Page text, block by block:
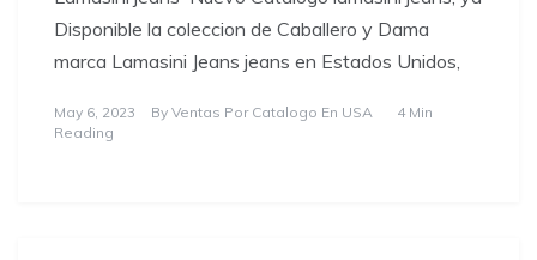
Disponible la coleccion de Caballero y Dama
marca Lamasini Jeans jeans en Estados Unidos,
May 6, 2023 By Ventas Por Catalogo En USA
4 Min
Reading